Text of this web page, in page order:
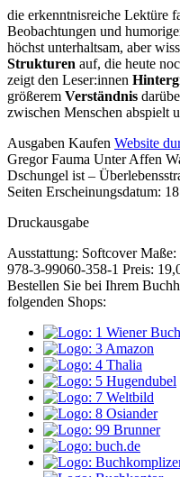
die erkenntnisreiche Lektüre
Beobachtungen und
höchst unterhaltsam, aber
Strukturen auf, die heute
zeigt den Leser:innen
größerem Verständnis
zwischen Menschen abspielt
Details
und
Inhalte
Ausgaben Kaufen Website
Gregor Fauma Unter Affen
Dschungel ist –
Seiten Erscheinungsdatum:
Druckausgabe
Ausstattung: Softcover Maße:
978-3-99060-358-1 Preis:
Bestellen Sie bei Ihrem
folgenden Shops: